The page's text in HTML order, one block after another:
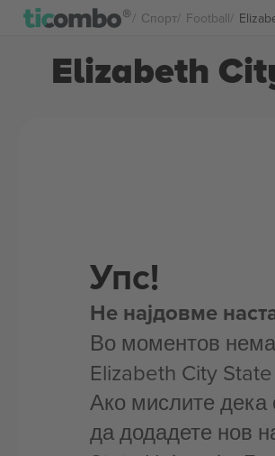
Спорт Football
Elizabeth
Упс!
Не најдовме
Во моментов
Elizabeth City
Ако мислите
да додадете нов